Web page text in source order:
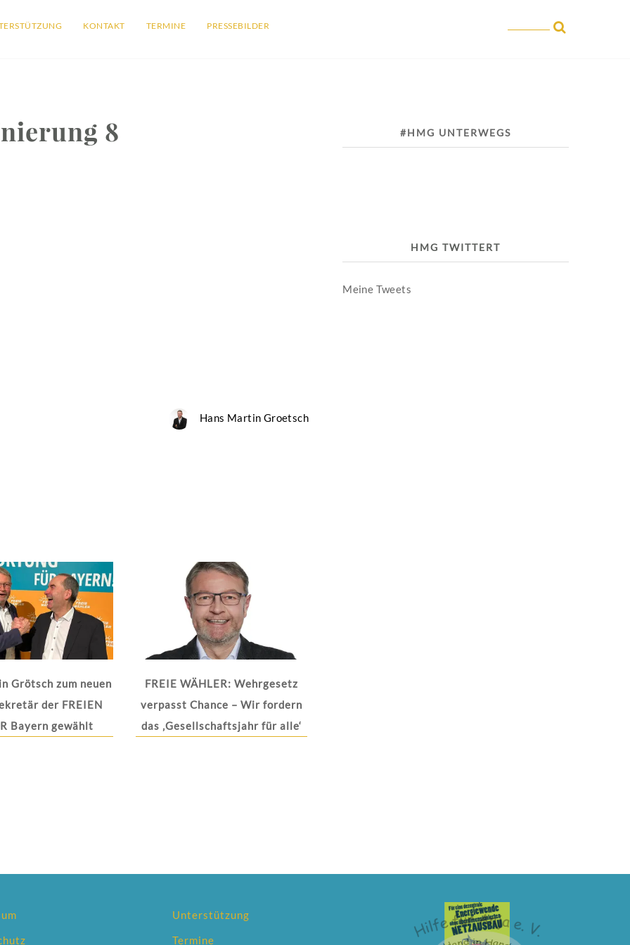
KONTAKT TERMINE PRESSEBILDER
8
Hans Martin Groetsch
Grötsch zum neuen
der FREIEN
Bayern gewählt
FREIE WÄHLER: Wehrgesetz
verpasst Chance – Wir fordern
das ‚Gesellschaftsjahr für alle‘
#HMG UNTERWEGS
HMG TWITTERT
Meine Tweets
Unterstützung
Termine